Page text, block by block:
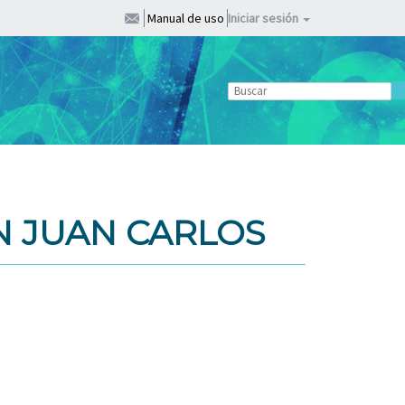
Manual de uso Iniciar sesión
JUAN CARLOS